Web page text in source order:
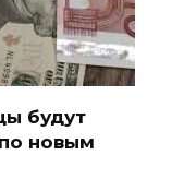
будут
новым